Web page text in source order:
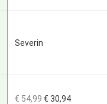
Severin
€ 54,99 € 30,94